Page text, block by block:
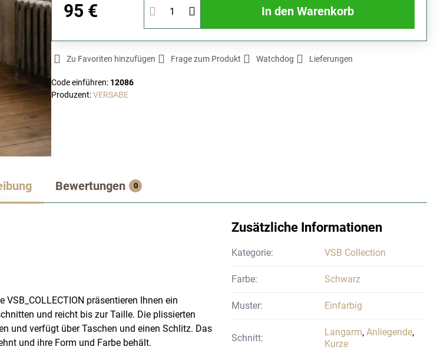
95 € In den Warenkorb
Zu Favoriten hinzufügen Frage zum Produkt Watchdog Lieferungen
Code einführen: 12086
Produzent:VERSABE
Bewertungen 0
präsentieren Ihnen ein
und reicht bis zur Taille. Die plissierten
und verfügt über Taschen und einen Schlitz. Das
und ihre Form und Farbe behält.
Zusätzliche Informationen
Kategorie: VSB Collection
Farbe: Schwarz
Muster: Einfarbig
Schnitt:
Langarm,Anliegende,
Kurze